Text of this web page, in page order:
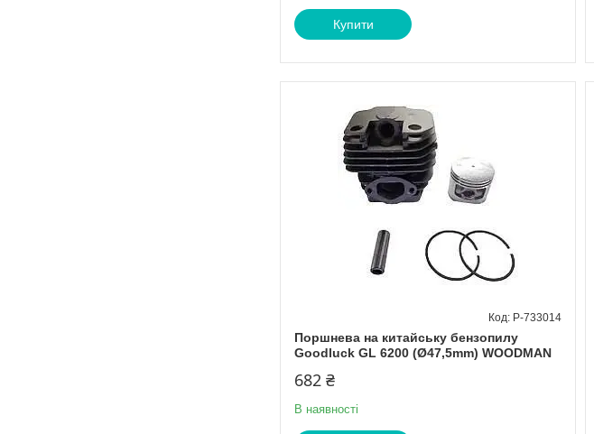
Купити
Поршнева на китайську бензопилу
Goodluck GL 6200 (Ø47,5mm) WOODMAN
P-733014
682 ₴
В наявності